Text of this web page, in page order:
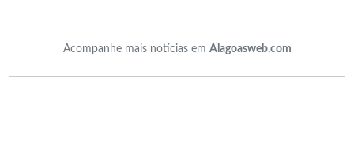
Acompanhe mais notícias em Alagoasweb.com